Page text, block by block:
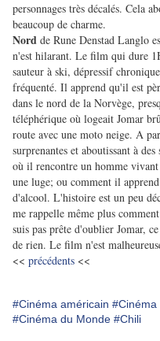
personnages très décalés. Cela
beaucoup de charme.
Nord de Rune Denstad Langlo
n'est hilarant. Le film qui dure
sauteur à ski, dépressif
fréquenté. Il apprend qu'il est
dans le nord de la Norvège,
téléphérique où logeait Jomar
route avec une moto neige. A
surprenantes et aboutissant à
où il rencontre un homme vivant
une luge; ou comment il
d'alcool. L'histoire est un peu
me rappelle même plus
suis pas prête d'oublier Jomar,
de rien. Le film n'est
<< précédents <<
#Cinéma américain #Cinéma
#Cinéma du Monde #Chili